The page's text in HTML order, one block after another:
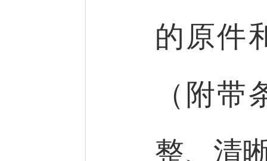
的原件
（附
整、清